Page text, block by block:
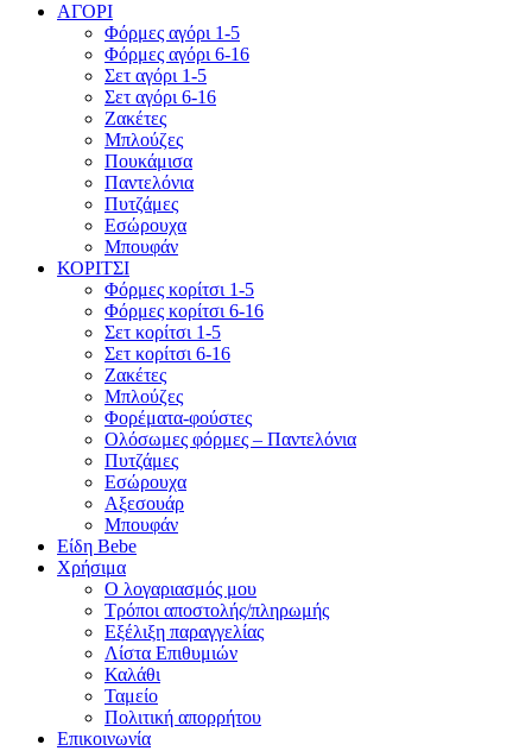
ΑΓΟΡΙ
Φόρμες αγόρι 1-5
Φόρμες αγόρι 6-16
Σετ αγόρι 1-5
Σετ αγόρι 6-16
Ζακέτες
Μπλούζες
Πουκάμισα
Παντελόνια
Πυτζάμες
Εσώρουχα
Μπουφάν
ΚΟΡΙΤΣΙ
Φόρμες κορίτσι 1-5
Φόρμες κορίτσι 6-16
Σετ κορίτσι 1-5
Σετ κορίτσι 6-16
Ζακέτες
Μπλούζες
Φορέματα-φούστες
Ολόσωμες φόρμες – Παντελόνια
Πυτζάμες
Εσώρουχα
Αξεσουάρ
Μπουφάν
Είδη Bebe
Χρήσιμα
Ο λογαριασμός μου
Τρόποι αποστολής/πληρωμής
Εξέλιξη παραγγελίας
Λίστα Επιθυμιών
Καλάθι
Ταμείο
Πολιτική απορρήτου
Επικοινωνία